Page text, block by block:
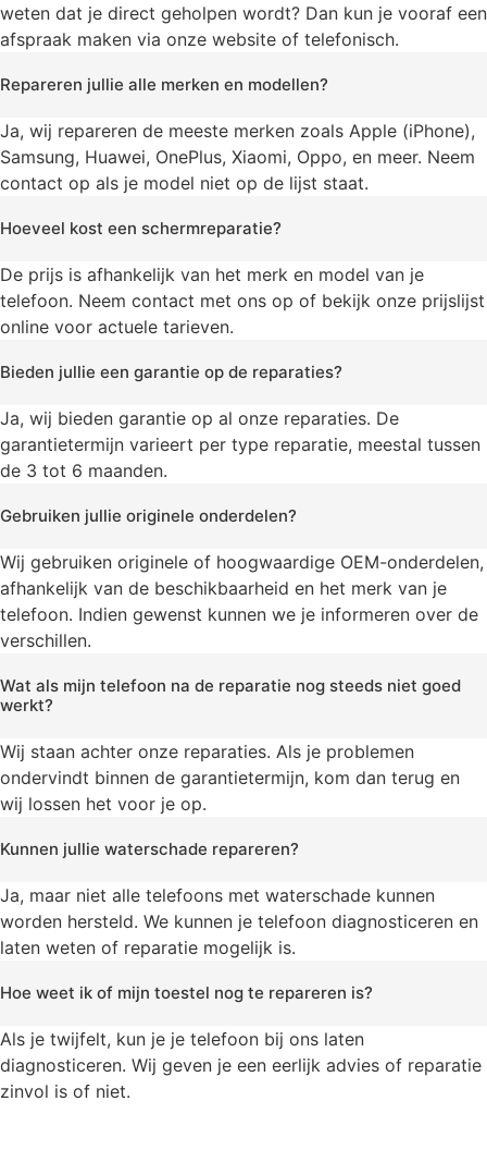
weten dat je direct geholpen wordt? Dan kun je vooraf een
afspraak maken via onze website of telefonisch.
Repareren jullie alle merken en modellen?
Ja, wij repareren de meeste merken zoals Apple (iPhone),
Samsung, Huawei, OnePlus, Xiaomi, Oppo, en meer. Neem
contact op als je model niet op de lijst staat.
Hoeveel kost een schermreparatie?
De prijs is afhankelijk van het merk en model van je
telefoon. Neem contact met ons op of bekijk onze prijslijst
online voor actuele tarieven.
Bieden jullie een garantie op de reparaties?
Ja, wij bieden garantie op al onze reparaties. De
garantietermijn varieert per type reparatie, meestal tussen
de 3 tot 6 maanden.
Gebruiken jullie originele onderdelen?
Wij gebruiken originele of hoogwaardige OEM-onderdelen,
afhankelijk van de beschikbaarheid en het merk van je
telefoon. Indien gewenst kunnen we je informeren over de
verschillen.
Wat als mijn telefoon na de reparatie nog steeds niet goed
werkt?
Wij staan achter onze reparaties. Als je problemen
ondervindt binnen de garantietermijn, kom dan terug en
wij lossen het voor je op.
Kunnen jullie waterschade repareren?
Ja, maar niet alle telefoons met waterschade kunnen
worden hersteld. We kunnen je telefoon diagnosticeren en
laten weten of reparatie mogelijk is.
Hoe weet ik of mijn toestel nog te repareren is?
Als je twijfelt, kun je je telefoon bij ons laten
diagnosticeren. Wij geven je een eerlijk advies of reparatie
zinvol is of niet.